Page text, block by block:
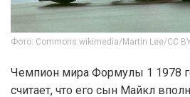
Фото: Commons.wikimedia/Martin Lee/CC
Чемпион мира Формулы 1 1978
считает, что его сын Майкл